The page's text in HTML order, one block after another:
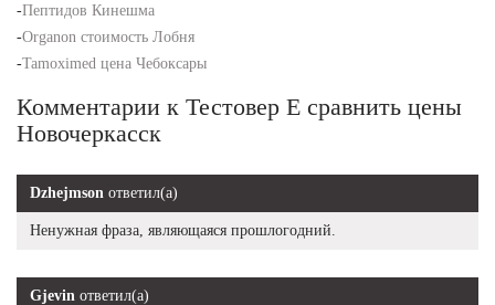
-Пептидов Кинешма
-Organon стоимость Лобня
-Tamoximed цена Чебоксары
Комментарии к Тестовер Е сравнить цены
Новочеркасск
Dzhejmson ответил(а)
Ненужная фраза, являющаяся прошлогодний.
Gjevin ответил(а)